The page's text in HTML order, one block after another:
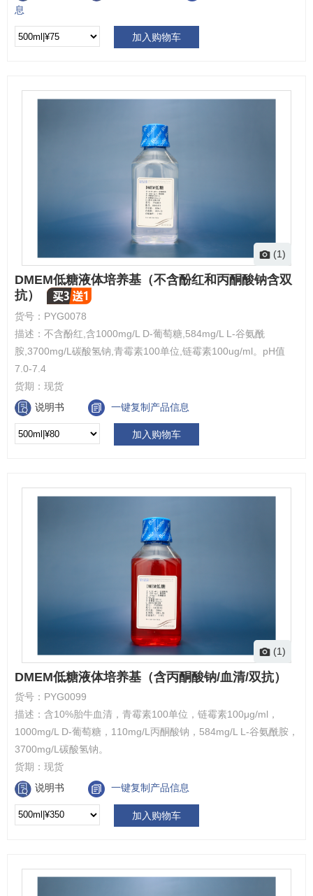
息
加入购物车
(1)
DMEM低糖液体培养基（不含酚红和丙酮酸钠含双
抗）
货号： PYG0078
描述： 不含酚红,含1000mg/L D-葡萄糖,584mg/L L-谷氨酰
胺,3700mg/L碳酸氢钠,青霉素100单位,链霉素100ug/ml。pH值
7.0-7.4
货期： 现货
说明书
一键复制产品信息
加入购物车
(1)
DMEM低糖液体培养基（含丙酮酸钠/血清/双抗）
货号： PYG0099
描述： 含10%胎牛血清，青霉素100单位，链霉素100μg/ml，
1000mg/L D-葡萄糖，110mg/L丙酮酸钠，584mg/L L-谷氨酰胺，
3700mg/L碳酸氢钠。
货期： 现货
说明书
一键复制产品信息
加入购物车